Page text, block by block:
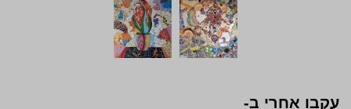
עקבו אחרי ב-